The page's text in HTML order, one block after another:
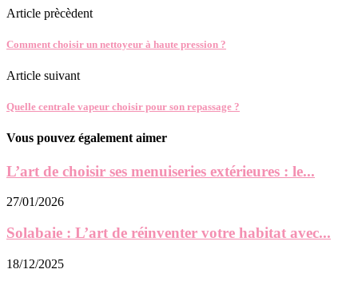
Article prècèdent
Comment choisir un nettoyeur à haute pression ?
Article suivant
Quelle centrale vapeur choisir pour son repassage ?
Vous pouvez également aimer
L’art de choisir ses menuiseries extérieures : le...
27/01/2026
Solabaie : L’art de réinventer votre habitat avec...
18/12/2025